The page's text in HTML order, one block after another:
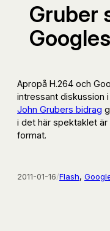
Gruber
Apropå H.264 och
intressant diskussion
John Grubers bidrag
i det här spektaklet
format.
2011-01-16/Flash,